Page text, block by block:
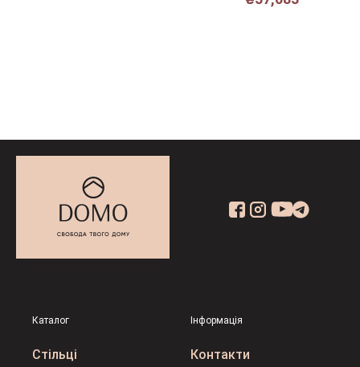
Каталог
Стільці
Інформація
Контакти